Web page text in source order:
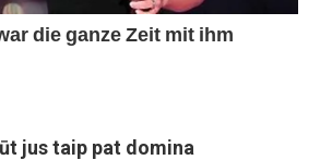
jus taip pat domina